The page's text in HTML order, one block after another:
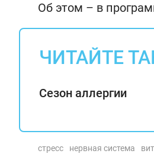
Об этом – в
ЧИТАЙТЕ
Сезон аллергии
стресс нервная система